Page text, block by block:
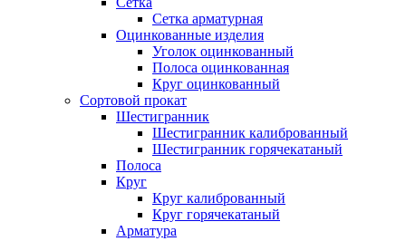
Сетка арматурная
Оцинкованные изделия
Уголок оцинкованный
Полоса оцинкованная
Круг оцинкованный
Сортовой прокат
Шестигранник
Шестигранник калиброванный
Шестигранник горячекатаный
Полоса
Круг
Круг калиброванный
Круг горячекатаный
Арматура